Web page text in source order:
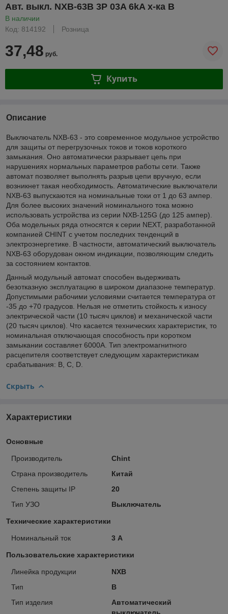
Авт. выкл. NXB-63B 3P 03A 6kA х-ка B
В наличии
Код: 814192
Розница
37,48 руб.
Купить
Описание
Выключатель NXB-63 - это современное модульное устройство
для защиты от перегрузочных токов и токов короткого
замыкания. Оно автоматически разрывает цепь при
нарушениях нормальных параметров работы сети. Также
автомат позволяет выполнять разрыв цепи вручную, если
возникнет такая необходимость. Автоматические выключатели
NXB-63 выпускаются на номинальные токи от 1 до 63 ампер.
Для более высоких значений номинального тока можно
использовать устройства из серии NXB-125G (до 125 ампер).
Оба модельных ряда относятся к серии NEXT, разработанной
компанией CHINT с учетом последних тенденций в
электроэнергетике. В частности, автоматический выключатель
NXB-63 оборудован окном индикации, позволяющим следить
за состоянием контактов.
Данный модульный автомат способен выдерживать
безотказную эксплуатацию в широком диапазоне температур.
Допустимыми рабочими условиями считается температура от
-35 до +70 градусов. Нельзя не отметить стойкость к износу
электрической части (10 тысяч циклов) и механической части
(20 тысяч циклов). Что касается технических характеристик, то
номинальная отключающая способность при коротком
замыкании составляет 6000А. Тип электромагнитного
расцепителя соответствует следующим характеристикам
срабатывания: B, C, D.
Скрыть
Характеристики
Основные
Производитель
Chint
Страна производитель
Китай
Степень защиты IP
20
Тип УЗО
Выключатель
Технические характеристики
Номинальный ток 3 А
Пользовательские характеристики
Линейка продукции
NXB
Тип
B
Тип изделия
Автоматический
выключатель